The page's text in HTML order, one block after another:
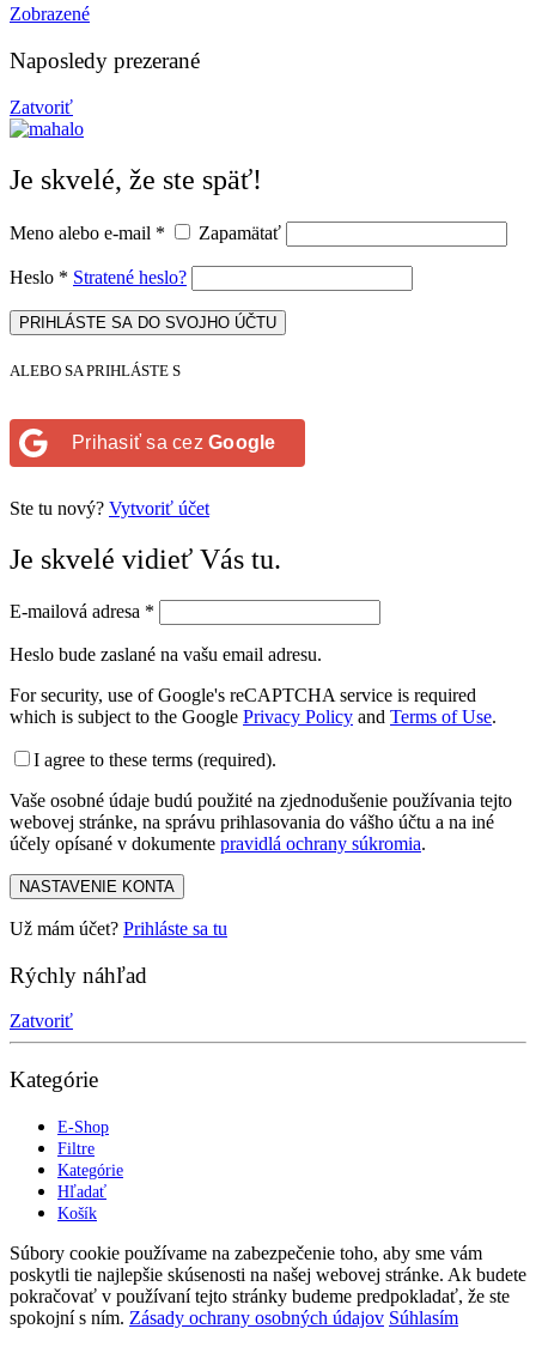
Zobrazené
Naposledy prezerané
Zatvoriť
Je skvelé, že ste späť!
Meno alebo e-mail * Zapamätať
Heslo * Stratené heslo?
PRIHLÁSTE SA DO SVOJHO ÚČTU
ALEBO SA PRIHLÁSTE S
Prihasiť sa cez Google
Ste tu nový? Vytvoriť účet
Je skvelé vidieť Vás tu.
E-mailová adresa *
Heslo bude zaslané na vašu email adresu.
For security, use of Google's reCAPTCHA service is required
which is subject to the Google Privacy Policy and Terms of Use.
I agree to these terms (required).
Vaše osobné údaje budú použité na zjednodušenie používania tejto
webovej stránke, na správu prihlasovania do vášho účtu a na iné
účely opísané v dokumente pravidlá ochrany súkromia.
NASTAVENIE KONTA
Už mám účet? Prihláste sa tu
Rýchly náhľad
Zatvoriť
Kategórie
E-Shop
Filtre
Kategórie
Hľadať
Košík
Súbory cookie používame na zabezpečenie toho, aby sme vám
poskytli tie najlepšie skúsenosti na našej webovej stránke. Ak budete
pokračovať v používaní tejto stránky budeme predpokladať, že ste
spokojní s ním. Zásady ochrany osobných údajov Súhlasím